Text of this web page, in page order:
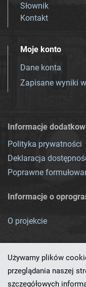
Słownik
Kontakt
Moje konto
Dane konta
Zapisane wyniki
Informacje
Polityka prywatności
Deklaracja
Poprawne
Informacje o
O projekcie
Używamy plików
przeglądania naszej
szczegółowych